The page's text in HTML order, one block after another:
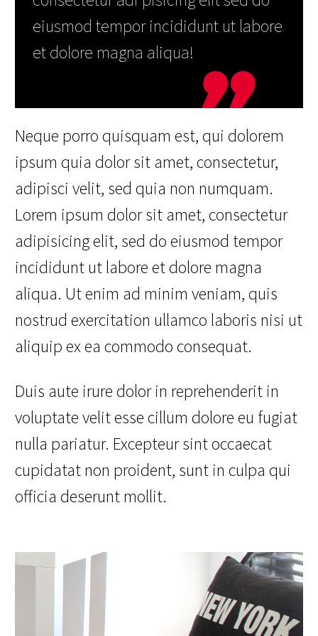
eiusmod tempor incididunt ut labore
et dolore magna aliqua!
Neque porro quisquam est, qui dolorem
ipsum quia dolor sit amet, consectetur,
adipisci velit, sed quia non numquam.
Lorem ipsum dolor sit amet, consectetur
adipisicing elit, sed do eiusmod tempor
incididunt ut labore et dolore magna
aliqua. Ut enim ad minim veniam, quis
nostrud exercitation ullamco laboris nisi ut
aliquip ex ea commodo consequat.
Duis aute irure dolor in reprehenderit in
voluptate velit esse cillum dolore eu fugiat
nulla pariatur. Excepteur sint occaecat
cupidatat non proident, sunt in culpa qui
officia deserunt mollit.